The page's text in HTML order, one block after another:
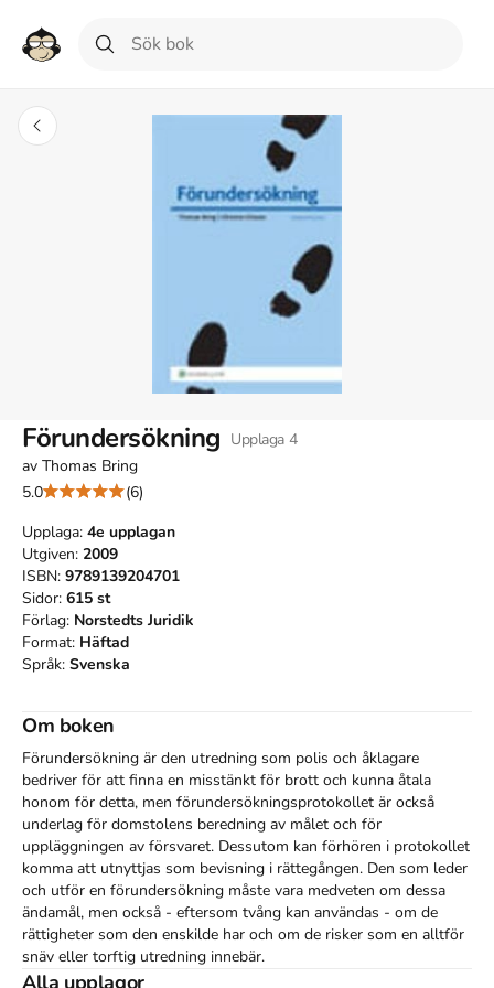
Förundersökning Upplaga 4
av Thomas Bring
5.0
(6)
Upplaga: 4e upplagan
Utgiven: 2009
ISBN: 9789139204701
Sidor: 615 st
Förlag: Norstedts Juridik
Format: Häftad
Språk: Svenska
Om boken
Förundersökning är den utredning som polis och åklagare
bedriver för att finna en misstänkt för brott och kunna åtala
honom för detta, men förundersökningsprotokollet är också
underlag för domstolens beredning av målet och för
uppläggningen av försvaret. Dessutom kan förhören i protokollet
komma att utnyttjas som bevisning i rättegången. Den som leder
och utför en förundersökning måste vara medveten om dessa
ändamål, men också - eftersom tvång kan användas - om de
rättigheter som den enskilde har och om de risker som en alltför
snäv eller torftig utredning innebär.
Alla upplagor